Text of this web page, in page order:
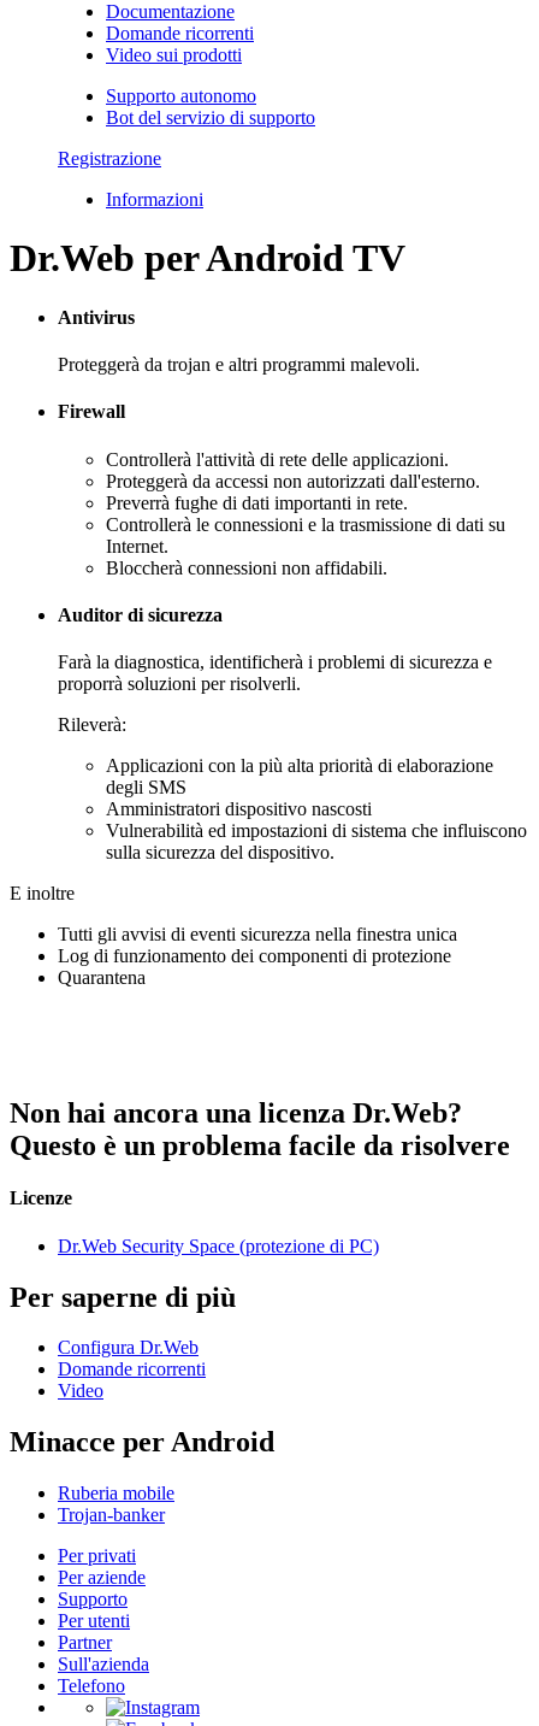
Documentazione
Domande ricorrenti
Video sui prodotti
Supporto autonomo
Bot del servizio di supporto
Registrazione
Informazioni
Dr.Web per Android TV
Antivirus
Proteggerà da trojan e altri programmi malevoli.
Firewall
Controllerà l'attività di rete delle applicazioni.
Proteggerà da accessi non autorizzati dall'esterno.
Preverrà fughe di dati importanti in rete.
Controllerà le connessioni e la trasmissione di dati su
Internet.
Bloccherà connessioni non affidabili.
Auditor di sicurezza
Farà la diagnostica, identificherà i problemi di sicurezza e
proporrà soluzioni per risolverli.
Rileverà:
Applicazioni con la più alta priorità di elaborazione
degli SMS
Amministratori dispositivo nascosti
Vulnerabilità ed impostazioni di sistema che influiscono
sulla sicurezza del dispositivo.
E inoltre
Tutti gli avvisi di eventi sicurezza nella finestra unica
Log di funzionamento dei componenti di protezione
Quarantena
Non hai ancora una licenza Dr.Web?
Questo è un problema facile da risolvere
Licenze
Dr.Web Security Space (protezione di PC)
Per saperne di più
Configura Dr.Web
Domande ricorrenti
Video
Minacce per Android
Ruberia mobile
Trojan-banker
Per privati
Per aziende
Supporto
Per utenti
Partner
Sull'azienda
Telefono